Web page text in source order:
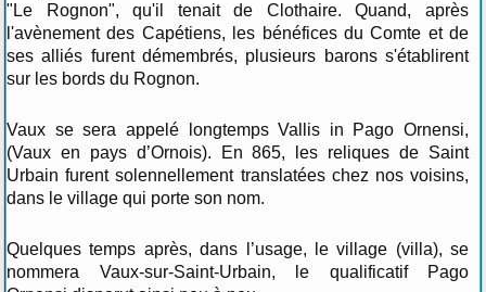
"Le Rognon", qu'il tenait de Clothaire. Quand, après
l'avènement des Capétiens, les bénéfices du Comte et de
ses alliés furent démembrés, plusieurs barons s'établirent
sur les bords du Rognon.
Vaux se sera appelé longtemps Vallis in Pago Ornensi,
(Vaux en pays d’Ornois). En 865, les reliques de Saint
Urbain furent solennellement translatées chez nos voisins,
dans le village qui porte son nom.
Quelques temps après, dans l’usage, le village (villa), se
nommera Vaux-sur-Saint-Urbain, le qualificatif Pago